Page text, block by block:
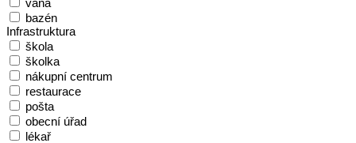
vana
bazén
Infrastruktura
škola
školka
nákupní centrum
restaurace
pošta
obecní úřad
lékař